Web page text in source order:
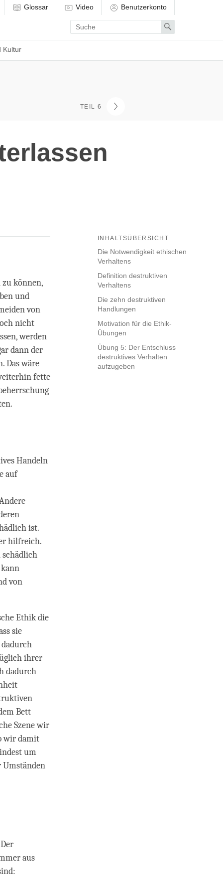
Kultur
Glossar Video Benutzerkonto
Enter
search
term
Search
TEIL 6
INHALTSÜBERSICHT
Die Notwendigkeit ethischen
Verhaltens
Definition destruktiven
Verhaltens
Die zehn destruktiven
Handlungen
Motivation für die Ethik-
Übungen
Übung 5: Der Entschluss
destruktives Verhalten
aufzugeben
zu können,
und
von
nicht
werden
dann der
Das wäre
fette
Handeln
auf
ist.
hilfreich.
schädlich
von
Ethik die
sie
ihrer
dadurch
Bett
Szene wir
wir damit
um
Umständen
aus